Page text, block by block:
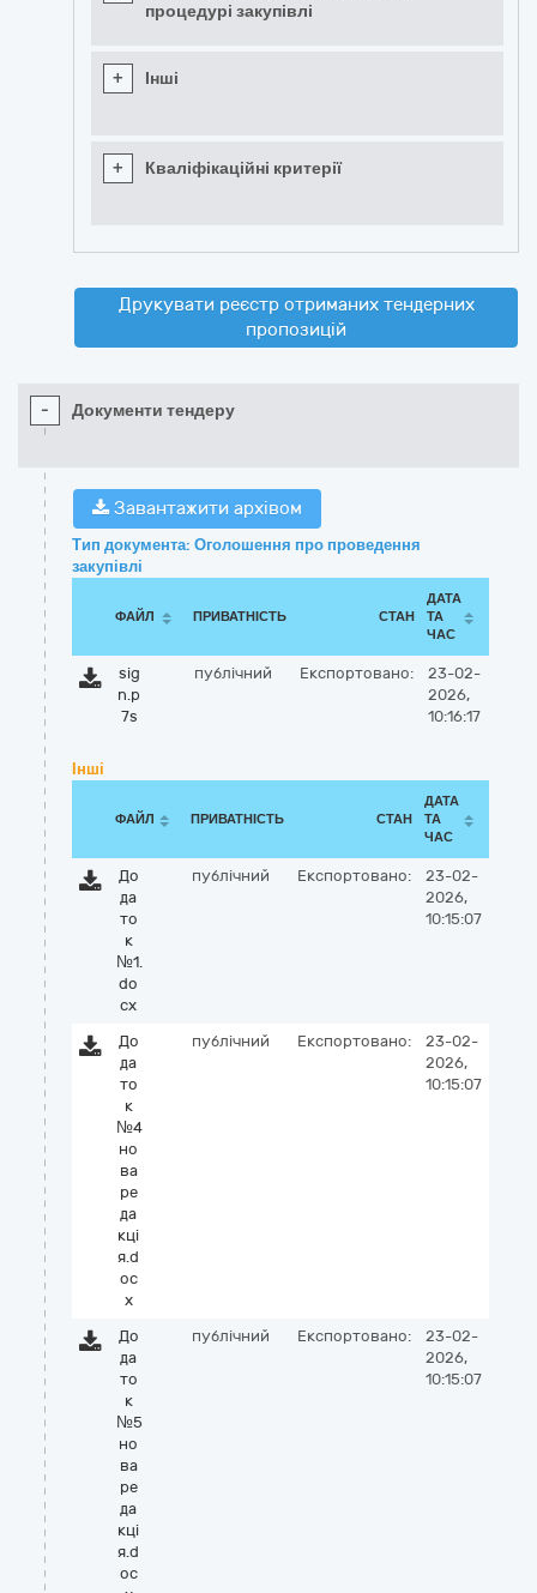
процедурі закупівлі
+ Інші
+ Кваліфікаційні критерії
Друкувати реєстр отриманих тендерних
пропозицій
- Документи тендеру
Завантажити архівом
Тип документа: Оголошення про проведення
закупівлі
ФАЙЛ ПРИВАТНІСТЬ СТАН
ДАТА
ТА
ЧАС
sig
n.p
7s
публічний Експортовано:
23-02-
2026,
10:16:17
Інші
ФАЙЛ ПРИВАТНІСТЬ СТАН
ДАТА
ТА
ЧАС
До
да
то
к
№1.
do
cx
публічний Експортовано:
23-02-
2026,
10:15:07
До
да
то
к
№4
но
ва
ре
да
кці
я.d
oc
x
публічний Експортовано:
23-02-
2026,
10:15:07
До
да
то
к
№5
но
ва
ре
да
кці
я.d
oc
публічний Експортовано:
23-02-
2026,
10:15:07